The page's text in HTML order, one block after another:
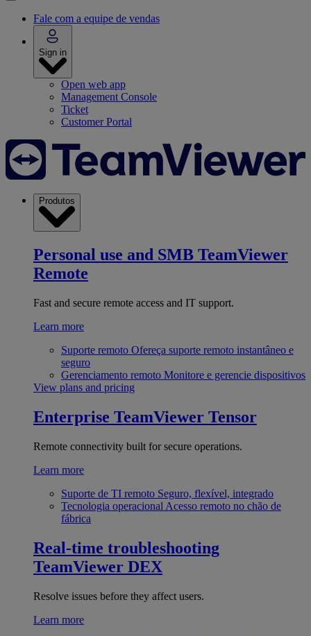
Fale com a equipe de vendas
Sign in
Open web app
Management Console
Ticket
Customer Portal
Produtos
Personal use and SMB TeamViewer
Remote
Fast and secure remote access and IT support.
Learn more
Suporte remoto Ofereça suporte remoto instantâneo e
seguro
Gerenciamento remoto Monitore e gerencie dispositivos
View plans and pricing
Enterprise TeamViewer Tensor
Remote connectivity built for secure operations.
Learn more
Suporte de TI remoto Seguro, flexível, integrado
Tecnologia operacional Acesso remoto no chão de
fábrica
Real-time troubleshooting
TeamViewer DEX
Resolve issues before they affect users.
Learn more